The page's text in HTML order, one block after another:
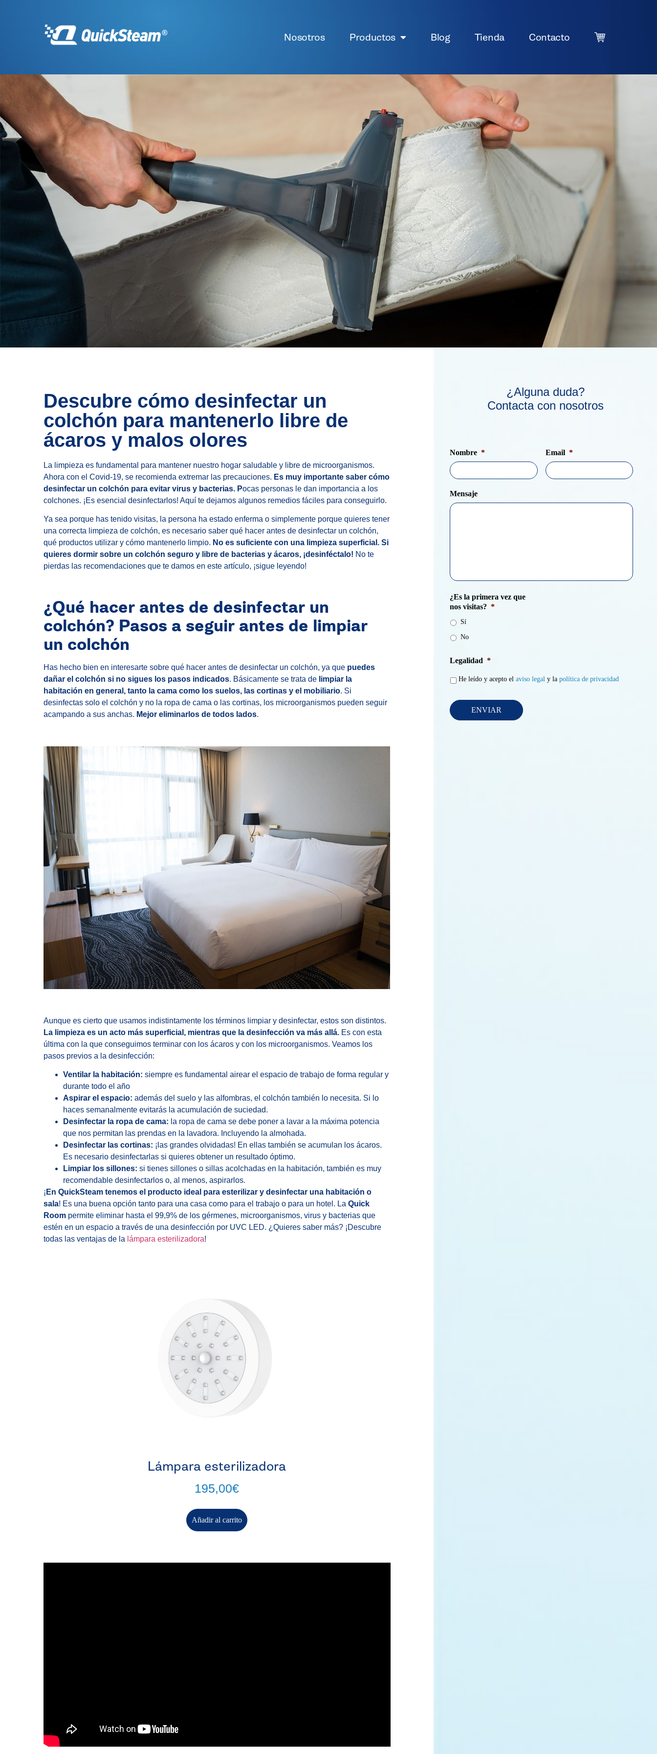
Nosotros Productos Blog Tienda Contacto
Descubre cómo desinfectar un
colchón para mantenerlo libre de
ácaros y malos olores
La limpieza es fundamental para mantener nuestro hogar saludable y libre de microorganismos.
Ahora con el Covid-19, se recomienda extremar las precauciones. Es muy importante saber cómo
desinfectar un colchón para evitar virus y bacterias. Pocas personas le dan importancia a los
colchones. ¡Es esencial desinfectarlos! Aquí te dejamos algunos remedios fáciles para conseguirlo.
Ya sea porque has tenido visitas, la persona ha estado enferma o simplemente porque quieres tener
una correcta limpieza de colchón, es necesario saber qué hacer antes de desinfectar un colchón,
qué productos utilizar y cómo mantenerlo limpio. No es suficiente con una limpieza superficial. Si
quieres dormir sobre un colchón seguro y libre de bacterias y ácaros, ¡desinféctalo! No te
pierdas las recomendaciones que te damos en este artículo, ¡sigue leyendo!
¿Qué hacer antes de desinfectar un
colchón? Pasos a seguir antes de limpiar
un colchón
Has hecho bien en interesarte sobre qué hacer antes de desinfectar un colchón, ya que puedes
dañar el colchón si no sigues los pasos indicados. Básicamente se trata de limpiar la
habitación en general, tanto la cama como los suelos, las cortinas y el mobiliario. Si
desinfectas solo el colchón y no la ropa de cama o las cortinas, los microorganismos pueden seguir
acampando a sus anchas. Mejor eliminarlos de todos lados.
Aunque es cierto que usamos indistintamente los términos limpiar y desinfectar, estos son distintos.
La limpieza es un acto más superficial, mientras que la desinfección va más allá.Es con esta
última con la que conseguimos terminar con los ácaros y con los microorganismos. Veamos los
pasos previos a la desinfección:
Ventilar la habitación: siempre es fundamental airear el espacio de trabajo de forma regular y
durante todo el año
Aspirar el espacio: además del suelo y las alfombras, el colchón también lo necesita. Si lo
haces semanalmente evitarás la acumulación de suciedad.
Desinfectar la ropa de cama: la ropa de cama se debe poner a lavar a la máxima potencia
que nos permitan las prendas en la lavadora. Incluyendo la almohada.
Desinfectar las cortinas: ¡las grandes olvidadas! En ellas también se acumulan los ácaros.
Es necesario desinfectarlas si quieres obtener un resultado óptimo.
Limpiar los sillones: si tienes sillones o sillas acolchadas en la habitación, también es muy
recomendable desinfectarlos o, al menos, aspirarlos.
¡ En QuickSteam tenemos el producto ideal para esterilizar y desinfectar una habitación o
sala! Es una buena opción tanto para una casa como para el trabajo o para un hotel. La Quick
Roompermite eliminar hasta el 99,9% de los gérmenes, microorganismos, virus y bacterias que
estén en un espacio a través de una desinfección por UVC LED. ¿Quieres saber más? ¡Descubre
todas las ventajas de la lámpara esterilizadora!
Lámpara esterilizadora
195,00€
Añadir al carrito
¿Alguna duda?
Contacta con nosotros
Nombre * Email *
Mensaje
¿Es la primera vez que
nos visitas? *
Sí
No
Legalidad *
He leído y acepto el aviso legaly la política de privacidad